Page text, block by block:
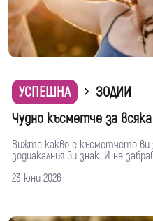
УСПЕШНА
ЗОДИИ
Чудно късметче за
Вижте какво е късметчето ви
зодиакалния ви знак. И не
23 юни 2026